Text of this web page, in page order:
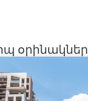
օրինակներ